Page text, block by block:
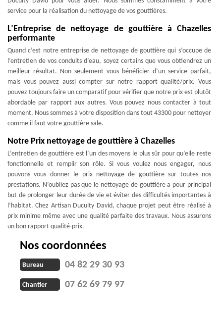
service pour la réalisation du nettoyage de vos gouttières.
L’Entreprise de nettoyage de gouttière à Chazelles
performante
Quand c’est notre entreprise de nettoyage de gouttière qui s’occupe de
l’entretien de vos conduits d’eau, soyez certains que vous obtiendrez un
meilleur résultat. Non seulement vous bénéficier d’un service parfait,
mais vous pouvez aussi compter sur notre rapport qualité/prix. Vous
pouvez toujours faire un comparatif pour vérifier que notre prix est plutôt
abordable par rapport aux autres. Vous pouvez nous contacter à tout
moment. Nous sommes à votre disposition dans tout 43300 pour nettoyer
comme il faut votre gouttière sale.
Notre Prix nettoyage de gouttière à Chazelles
L’entretien de gouttière est l’un des moyens le plus sûr pour qu’elle reste
fonctionnelle et remplir son rôle. Si vous voulez nous engager, nous
pouvons vous donner le prix nettoyage de gouttière sur toutes nos
prestations. N’oubliez pas que le nettoyage de gouttière a pour principal
but de prolonger leur durée de vie et éviter des difficultés importantes à
l’habitat. Chez Artisan Duculty David, chaque projet peut être réalisé à
prix minime même avec une qualité parfaite des travaux. Nous assurons
un bon rapport qualité-prix.
Nos coordonnées
Bureau 04 82 29 30 93
Chantier 07 62 69 79 97